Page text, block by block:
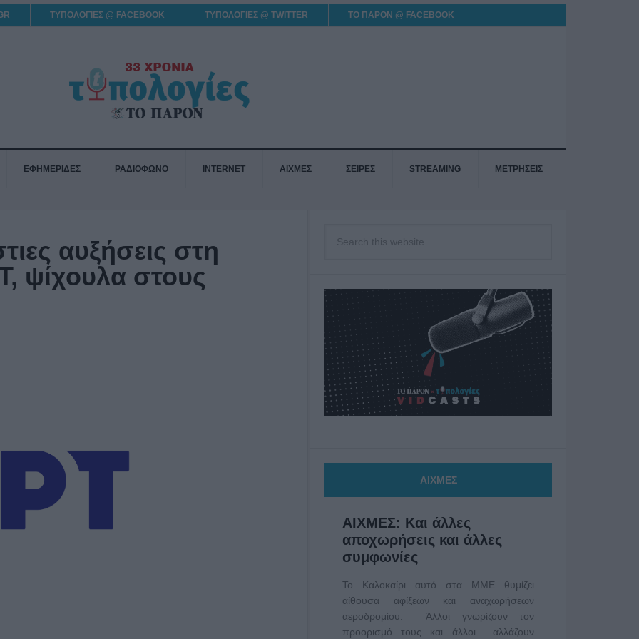
ΤΥΠΟΛΟΓΙΕΣ @ FACEBOOK ΤΥΠΟΛΟΓΙΕΣ @ TWITTER ΤΟ ΠΑΡΟΝ @ FACEBOOK
ΕΦΗΜΕΡΙΔΕΣ ΡΑΔΙΟΦΩΝΟ INTERNET ΑΙΧΜΕΣ ΣΕΙΡΕΣ STREAMING ΜΕΤΡΗΣΕΙΣ
αυξήσεις στη
ψίχουλα στους
ΑΙΧΜΕΣ
ΑΙΧΜΕΣ: Και άλλες
αποχωρήσεις και άλλες
συμφωνίες
Το Καλοκαίρι αυτό στα ΜΜΕ θυμίζει
αίθουσα αφίξεων και αναχωρήσεων
αεροδρομίου. Άλλοι γνωρίζουν τον
προορισμό τους και άλλοι αλλάζουν